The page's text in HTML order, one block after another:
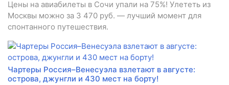
Цены на авиабилеты в Сочи упали на 75%! Улететь из
Москвы можно за 3 470 руб. — лучший момент для
спонтанного путешествия.
Чартеры Россия–Венесуэла взлетают в августе:
острова, джунгли и 430 мест на борту!